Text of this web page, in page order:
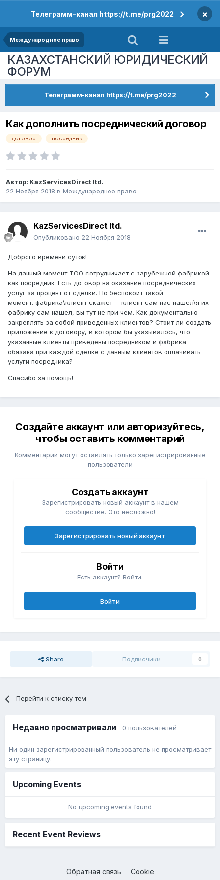
Телеграмм-канал https://t.me/prg2022 ×
Международное право
КАЗАХСТАНСКИЙ ЮРИДИЧЕСКИЙ
ФОРУМ
Телеграмм-канал https://t.me/prg2022
Как дополнить посреднический договор
договор посредник
Автор: KazServicesDirect ltd.
22 Ноября 2018 в Международное право
KazServicesDirect ltd.
Опубликовано 22 Ноября 2018
Доброго времени суток!
На данный момент ТОО сотрудничает с зарубежной фабрикой
как посредник. Есть договор на оказание посреднических
услуг за процент от сделки. Но беспокоит такой
момент: фабрика\клиент скажет - клиент сам нас нашел\я их
фабрику сам нашел, вы тут не при чем. Как документально
закреплять за собой приведенных клиентов? Стоит ли создать
приложение к договору, в котором бы указывалось, что
указанные клиенты приведены посредником и фабрика
обязана при каждой сделке с данным клиентов оплачивать
услуги посредника?
Спасибо за помощь!
Создайте аккаунт или авторизуйтесь,
чтобы оставить комментарий
Комментарии могут оставлять только зарегистрированные
пользователи
Создать аккаунт
Зарегистрировать новый аккаунт в нашем
сообществе. Это несложно!
Зарегистрировать новый аккаунт
Войти
Есть аккаунт? Войти.
Войти
Share Подписчики 0
Перейти к списку тем
Недавно просматривали 0 пользователей
Ни один зарегистрированный пользователь не просматривает
эту страницу.
Upcoming Events
No upcoming events found
Recent Event Reviews
Обратная связь Cookie